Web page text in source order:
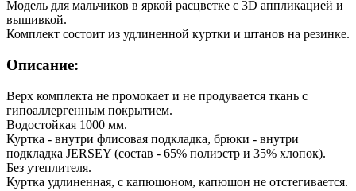
Модель для мальчиков в яркой расцветке с 3D аппликацией и
вышивкой.
Комплект состоит из удлиненной куртки и штанов на резинке.
Описание:
Верх комплекта не промокает и не продувается ткань с
гипоаллергенным покрытием.
Водостойкая 1000 мм.
Куртка - внутри флисовая подкладка, брюки - внутри
подкладка JERSEY (состав - 65% полиэстр и 35% хлопок).
Без утеплителя.
Куртка удлиненная, с капюшоном, капюшон не отстегивается.